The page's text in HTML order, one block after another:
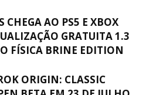
CHEGA AO PS5 E XBOX
GRATUITA 1.3
FÍSICA BRINE EDITION
ORIGIN: CLASSIC